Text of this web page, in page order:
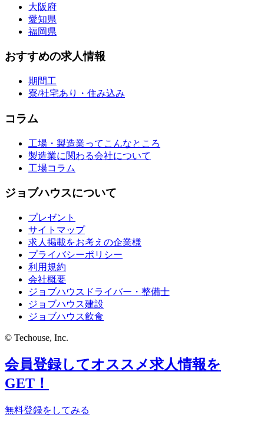
大阪府
愛知県
福岡県
おすすめの求人情報
期間工
寮/社宅あり・住み込み
コラム
工場・製造業ってこんなところ
製造業に関わる会社について
工場コラム
ジョブハウスについて
プレゼント
サイトマップ
求人掲載をお考えの企業様
プライバシーポリシー
利用規約
会社概要
ジョブハウスドライバー・整備士
ジョブハウス建設
ジョブハウス飲食
© Techouse, Inc.
会員登録してオススメ求人情報を
GET！
無料登録をしてみる